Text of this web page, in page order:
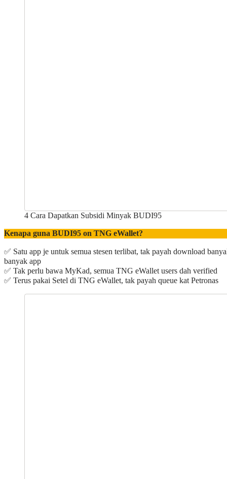
4 Cara Dapatkan Subsidi Minyak BUDI95
Kenapa guna BUDI95 on TNG eWallet?​
✅ Satu app je untuk semua stesen terlibat, tak payah download
banyak app​
✅ Tak perlu bawa MyKad, semua TNG eWallet users dah verified​
✅ Terus pakai Setel di TNG eWallet, tak payah queue kat Petronas​